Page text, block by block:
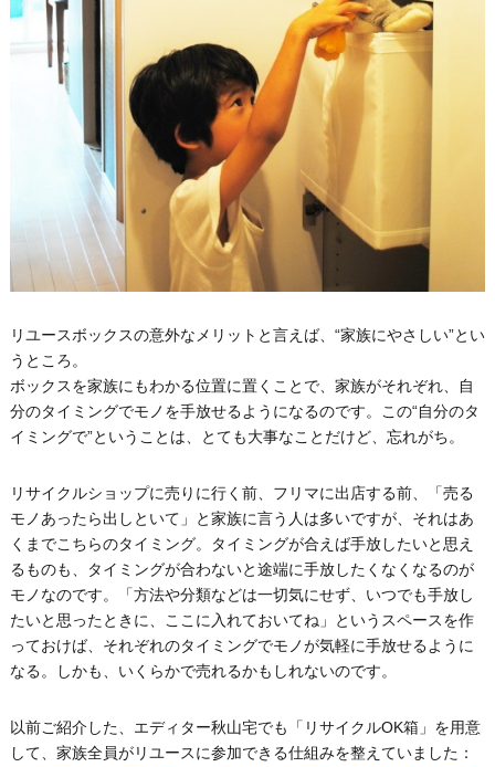
リユースボックスの意外なメリットと言えば、“家族にやさしい”とい
うところ。
ボックスを家族にもわかる位置に置くことで、家族がそれぞれ、自
分のタイミングでモノを手放せるようになるのです。この“自分のタ
イミングで”ということは、とても大事なことだけど、忘れがち。
リサイクルショップに売りに行く前、フリマに出店する前、「売る
モノあったら出しといて」と家族に言う人は多いですが、それはあ
くまでこちらのタイミング。タイミングが合えば手放したいと思え
るものも、タイミングが合わないと途端に手放したくなくなるのが
モノなのです。「方法や分類などは一切気にせず、いつでも手放し
たいと思ったときに、ここに入れておいてね」というスペースを作
っておけば、それぞれのタイミングでモノが気軽に手放せるように
なる。しかも、いくらかで売れるかもしれないのです。
以前ご紹介した、エディター秋山宅でも「リサイクルOK箱」を用意
して、家族全員がリユースに参加できる仕組みを整えていました：